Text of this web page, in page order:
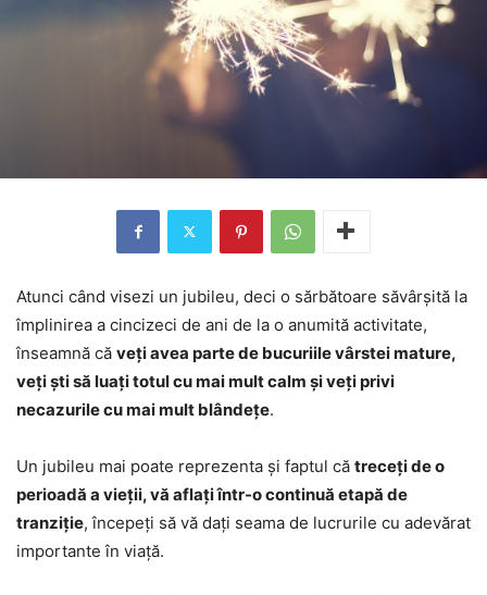
Atunci când visezi un jubileu, deci o sărbătoare săvârșită la
împlinirea a cincizeci de ani de la o anumită activitate,
înseamnă că veți avea parte de bucuriile vârstei mature,
veți ști să luați totul cu mai mult calm și veți privi
necazurile cu mai mult blândețe.
Un jubileu mai poate reprezenta și faptul că treceți de o
perioadă a vieții, vă aflați într-o continuă etapă de
tranziție, începeți să vă dați seama de lucrurile cu adevărat
importante în viață.